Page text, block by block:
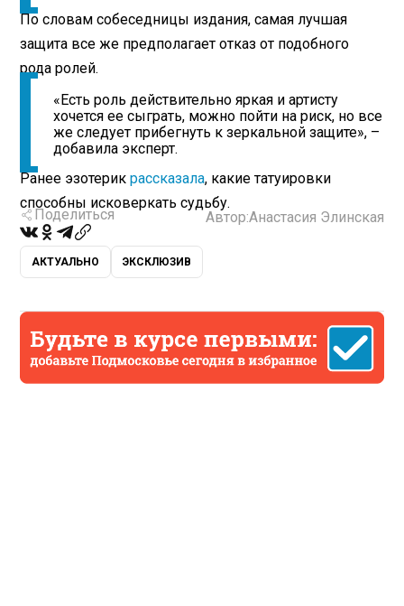
По словам собеседницы издания, самая лучшая
защита все же предполагает отказ от подобного
рода ролей.
«Есть роль действительно яркая и артисту
хочется ее сыграть, можно пойти на риск, но все
же следует прибегнуть к зеркальной защите», –
добавила эксперт.
Ранее эзотерикрассказала, какие татуировки
способны исковеркать судьбу.
Поделиться Автор:Анастасия Элинская
АКТУАЛЬНО ЭКСКЛЮЗИВ